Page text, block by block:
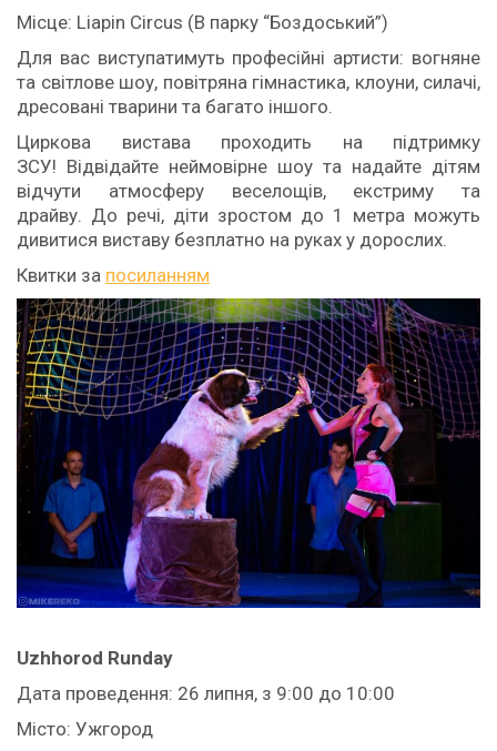
Місце: Liapin Circus (В парку “Боздоський”)
Для вас виступатимуть професійні артисти: вогняне
та світлове шоу, повітряна гімнастика, клоуни, силачі,
дресовані тварини та багато іншого.
Циркова вистава проходить на підтримку
ЗСУ! Відвідайте неймовірне шоу та надайте дітям
відчути атмосферу веселощів, екстриму та
драйву. До речі, діти зростом до 1 метра можуть
дивитися виставу безплатно на руках у дорослих.
Квитки за посиланням
Uzhhorod Runday
Дата проведення: 26 липня, з 9:00 до 10:00
Місто: Ужгород